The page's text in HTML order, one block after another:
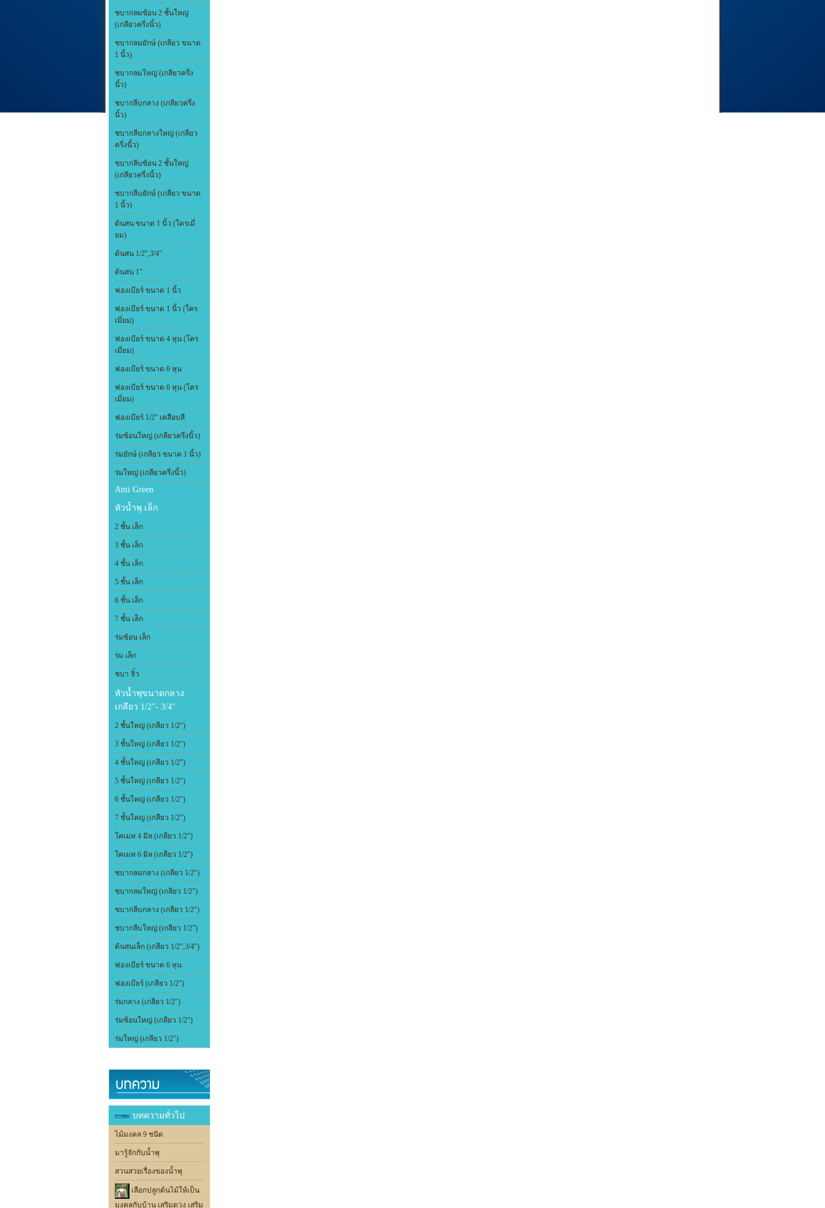
ชบากลมซ้อน 2 ชั้นใหญ่
(เกลียวครึ่งนิ้ว)
ชบากลมยักษ์ (เกลียว ขนาด
1 นิ้ว)
ชบากลมใหญ่ (เกลียวครึ่ง
นิ้ว)
ชบากลีบกลาง (เกลียวครึ่ง
นิ้ว)
ชบากลีบกลางใหญ่ (เกลียว
ครึ่งนิ้ว)
ชบากลีบซ้อน 2 ชั้นใหญ่
(เกลียวครึ่งนิ้ว)
ชบากลีบยักษ์ (เกลียว ขนาด
1 นิ้ว)
ต้นสน ขนาด 1 นิ้ว (โครเมี่
ยม)
ต้นสน 1/2",3/4"
ต้นสน 1"
ฟองเบียร์ ขนาด 1 นิ้ว
ฟองเบียร์ ขนาด 1 นิ้ว (โคร
เมี่ยม)
ฟองเบียร์ ขนาด 4 หุน (โคร
เมี่ยม)
ฟองเบียร์ ขนาด 6 หุน
ฟองเบียร์ ขนาด 6 หุน (โคร
เมี่ยม)
ฟองเบียร์ 1/2" เคลือบสี
ร่มซ้อนใหญ่ (เกลียวครึ่งนิ้ว)
ร่มยักษ์ (เกลียว ขนาด 1 นิ้ว)
ร่มใหญ่ (เกลียวครึ่งนิ้ว)
Anti Green
หัวน้ำพุ เล็ก
2 ชั้น เล็ก
3 ชั้น เล็ก
4 ชั้น เล็ก
5 ชั้น เล็ก
6 ชั้น เล็ก
7 ชั้น เล็ก
ร่มซ้อน เล็ก
ร่ม เล็ก
ชบา จิ๋ว
หัวน้ำพุขนาดกลาง
เกลียว 1/2"- 3/4"
2 ชั้นใหญ่ (เกลียว 1/2")
3 ชั้นใหญ่ (เกลียว 1/2")
4 ชั้นใหญ่ (เกลียว 1/2")
5 ชั้นใหญ่ (เกลียว 1/2")
6 ชั้นใหญ่ (เกลียว 1/2")
7 ชั้นใหญ่ (เกลียว 1/2")
โคเมท 4 มิล (เกลียว 1/2")
โคเมท 6 มิล (เกลียว 1/2")
ชบากลมกลาง (เกลียว 1/2")
ชบากลมใหญ่ (เกลียว 1/2")
ชบากลีบกลาง (เกลียว 1/2")
ชบากลีบใหญ่ (เกลียว 1/2")
ต้นสนเล็ก (เกลียว 1/2",3/4")
ฟองเบียร์ ขนาด 6 หุน
ฟองเบียร์ (เกลียว 1/2")
ร่มกลาง (เกลียว 1/2")
ร่มซ้อนใหญ่ (เกลียว 1/2")
ร่มใหญ่ (เกลียว 1/2")
บทความทั่วไป
ไม้มงคล 9 ชนิด
มารู้จักกับน้ำพุ
สวนสวยเรื่องของน้ำพุ
เลือกปลูกต้นไม้ให้เป็น
มงคลกับบ้าน เสริมดวง เสริม